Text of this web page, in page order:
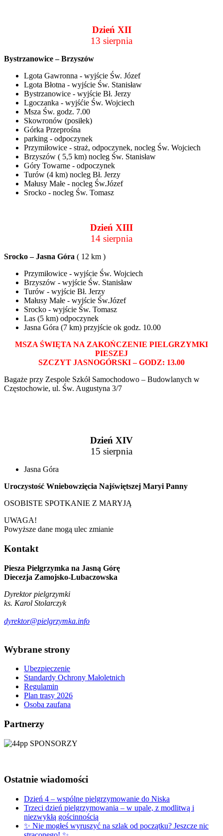
Dzień XII
13 sierpnia
Bystrzanowice – Brzyszów
Lgota Gawronna - wyjście Św. Józef
Lgota Błotna - wyjście Św. Stanisław
Bystrzanowice - wyjście Bł. Jerzy
Lgoczanka - wyjśćie Św. Wojciech
Msza Św. godz. 7.00
Skowronów (posiłek)
Górka Przeprośna
parking - odpoczynek
Przymiłowice - straż, odpoczynek, nocleg Św. Wojciech
Brzyszów ( 5,5 km) nocleg Św. Stanisław
Góry Towarne - odpoczynek
Turów (4 km) nocleg Bł. Jerzy
Małusy Małe - nocleg Św.Józef
Srocko - nocleg Św. Tomasz
Dzień XIII
14 sierpnia
Srocko – Jasna Góra ( 12 km )
Przymiłowice - wyjście Św. Wojciech
Brzyszów - wyjście Św. Stanisław
Turów - wyjście Bł. Jerzy
Małusy Małe - wyjście Św.Józef
Srocko - wyjście Św. Tomasz
Las (5 km) odpoczynek
Jasna Góra (7 km) przyjście ok godz. 10.00
MSZA ŚWIĘTA NA ZAKOŃCZENIE PIELGRZYMKI
PIESZEJ
SZCZYT JASNOGÓRSKI – GODZ: 13.00
Bagaże przy Zespole Szkół Samochodowo – Budowlanych w
Częstochowie, ul. Św. Augustyna 3/7
Dzień XIV
15 sierpnia
Jasna Góra
Uroczystość Wniebowzięcia Najświętszej Maryi Panny
OSOBISTE SPOTKANIE Z MARYJĄ
UWAGA!
Powyższe dane mogą ulec zmianie
Kontakt
Piesza Pielgrzymka na Jasną Górę
Diecezja Zamojsko-Lubaczowska
Dyrektor pielgrzymki
ks. Karol Stolarczyk
dyrektor@pielgrzymka.info
Wybrane strony
Ubezpieczenie
Standardy Ochrony Małoletnich
Regulamin
Plan trasy 2026
Osoba zaufana
Partnerzy
Ostatnie wiadomości
Dzień 4 – wspólne pielgrzymowanie do Niska
Trzeci dzień pielgrzymowania – w upale, z modlitwą i
niezwykłą gościnnością
✨ Nie mogłeś wyruszyć na szlak od początku? Jeszcze nic